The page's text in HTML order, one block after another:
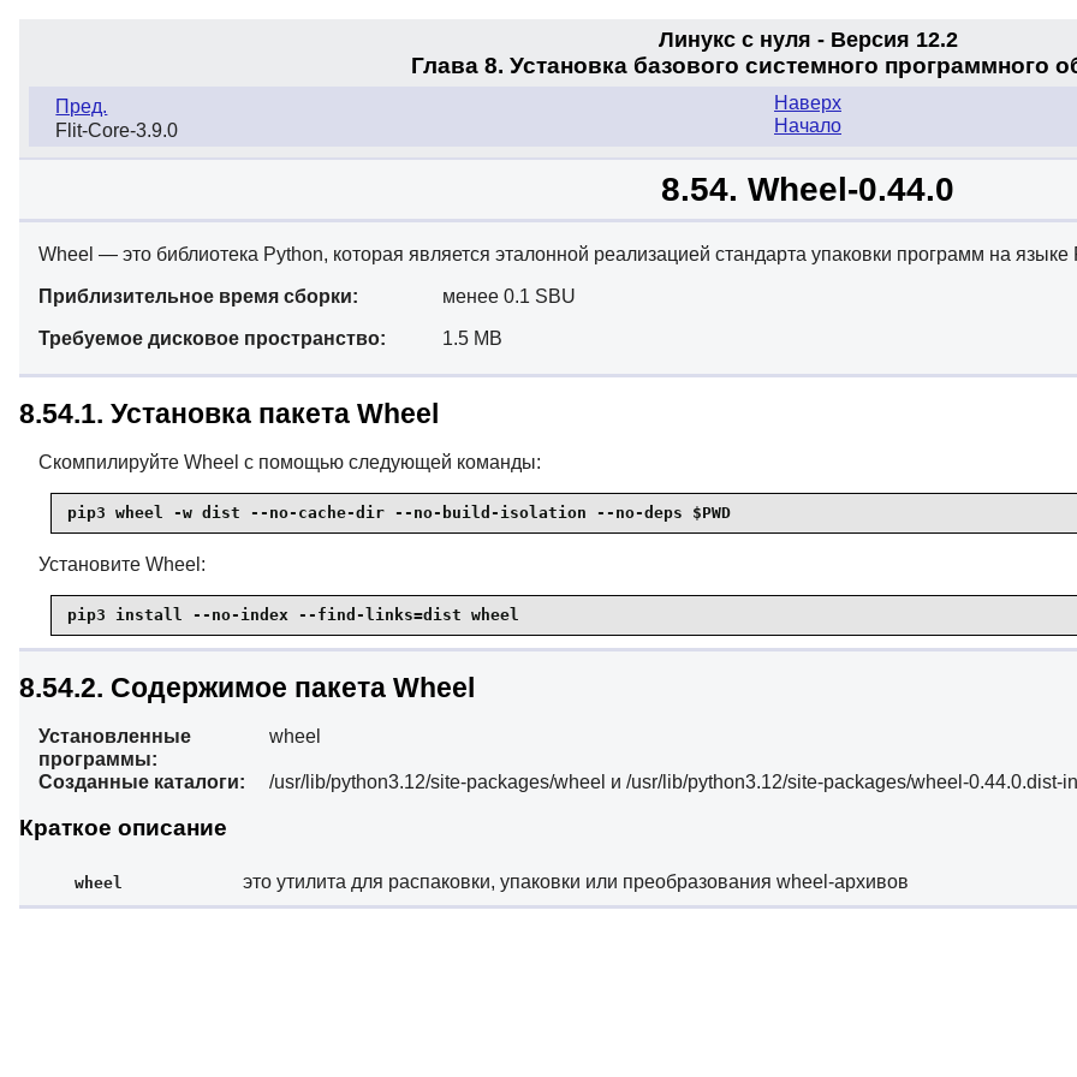
Линукс с нуля - Версия 12.2
Глава 8. Установка базового системного программного
Пред.
Flit-Core-3.9.0
Наверх
Начало
8.54. Wheel-0.44.0
Wheel — это библиотека Python, которая является эталонной реализацией стандарта упаковки программ на языке
Приблизительное время сборки: менее 0.1 SBU
Требуемое дисковое пространство: 1.5 MB
8.54.1. Установка пакета Wheel
Скомпилируйте Wheel с помощью следующей команды:
pip3 wheel -w dist --no-cache-dir --no-build-isolation --no-deps $PWD
Установите Wheel:
pip3 install --no-index --find-links=dist wheel
8.54.2. Содержимое пакета Wheel
Установленные
программы:
wheel
Созданные каталоги: /usr/lib/python3.12/site-packages/wheel и /usr/lib/python3.12/site-packages/wheel-0.44.0.dist-
Краткое описание
wheel это утилита для распаковки, упаковки или преобразования wheel-архивов